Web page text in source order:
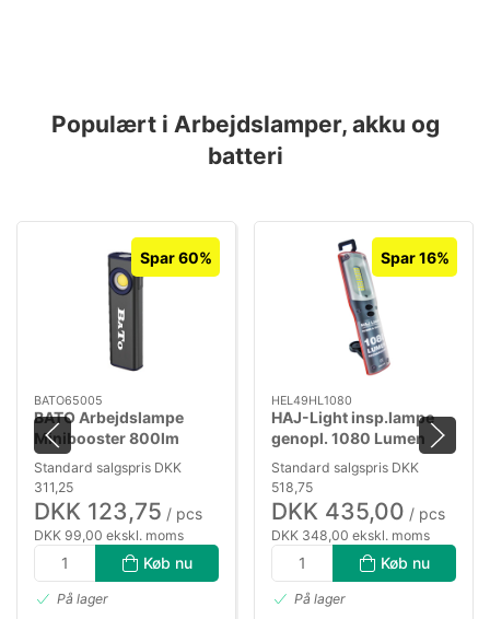
Populært i Arbejdslamper, akku og
batteri
Spar 60%
BATO65005
BATO Arbejdslampe
Minibooster 800lm
genopl.
Standard salgspris DKK
311,25
DKK 123,75 / pcs
DKK 99,00 ekskl. moms
Køb nu
På lager
Spar 16%
HEL49HL1080
HAJ-Light insp.lampe
genopl. 1080 Lumen
Standard salgspris DKK
518,75
DKK 435,00 / pcs
DKK 348,00 ekskl. moms
Køb nu
På lager